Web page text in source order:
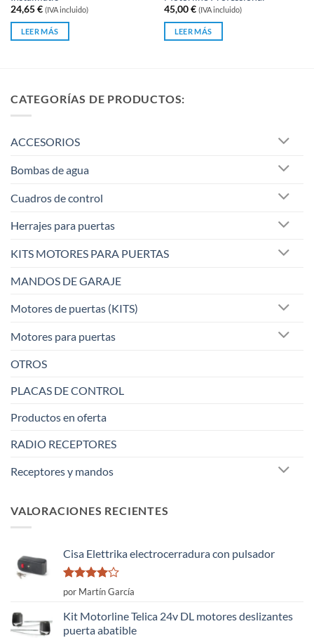
con
0
5
24,65€ (IVA incluido)
LEER MÁS
con
0
5
45,00€ (IVA incluido)
LEER MÁS
CATEGORÍAS DE PRODUCTOS:
ACCESORIOS
Bombas de agua
Cuadros de control
Herrajes para puertas
KITS MOTORES PARA PUERTAS
MANDOS DE GARAJE
Motores de puertas (KITS)
Motores para puertas
OTROS
PLACAS DE CONTROL
Productos en oferta
RADIO RECEPTORES
Receptores y mandos
VALORACIONES RECIENTES
Cisa Elettrika electrocerradura con pulsador
Valorado
con
5
por Martín García
Kit Motorline Telica 24v DL motores deslizantes
puerta abatible